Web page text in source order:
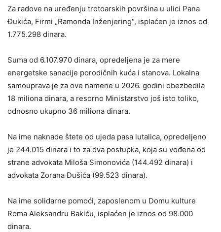
Za radove na uređenju trotoarskih površina u ulici Pana
Đukića, Firmi „Ramonda Inženjering“, isplaćen je iznos od
1.775.298 dinara.
Suma od 6.107.970 dinara, opredeljena je za mere
energetske sanacije porodičnih kuća i stanova. Lokalna
samouprava je za ove namene u 2026. godini obezbedila
18 miliona dinara, a resorno Ministarstvo još isto toliko,
odnosno ukupno 36 miliona dinara.
Na ime naknade štete od ujeda pasa lutalica, opredeljeno
je 244.015 dinara i to za dva postupka, koja su vođena od
strane advokata Miloša Simonovića (144.492 dinara) i
advokata Zorana Đušića (99.523 dinara).
Na ime solidarne pomoći, zaposlenom u Domu kulture
Roma Aleksandru Bakiću, isplaćen je iznos od 98.000
dinara.